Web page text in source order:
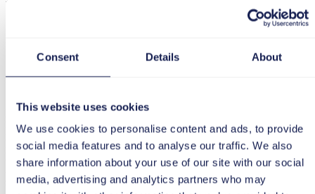
Consent Details About
This website uses cookies
We use cookies to personalise content and ads, to provide
social media features and to analyse our traffic. We also
share information about your use of our site with our social
media, advertising and analytics partners who may
Einen Talent Pool aufzubauen und zu pflegen ist kein Hexenwerk.
fünf Fragen für sich beantwortet, ist auf dem richtigen Weg.
Frage 1: Wer ist ein passendes Talent?
Zunächst gilt es, festzulegen, welche Voraussetzungen jemand
Reichen die Eindrücke aus dem Telefoninterview, dem
Bewerbungsschreiben oder dem Assessment-Center? Welche
Fähigkeiten werden benötigt? Und passen diese zu den Zielen des
Arbeitgebers? So unterschiedlich Branchen und Unternehmen sind,
so verschieden sind auch die Anforderungen an die Kandidat:innen.